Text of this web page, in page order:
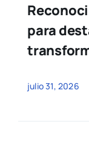
para
julio 31, 2026